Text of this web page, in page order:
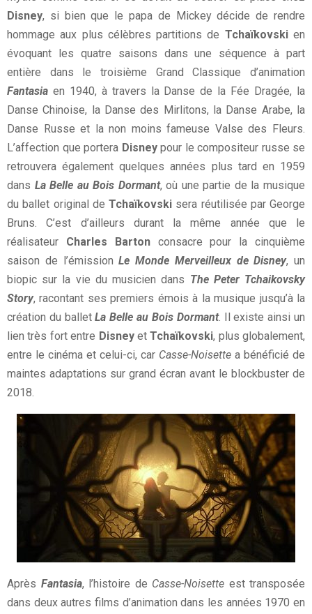
Disney, si bien que le papa de Mickey décide de rendre
hommage aux plus célèbres partitions de Tchaïkovskien
évoquant les quatre saisons dans une séquence à part
entière dans le troisième Grand Classique d’animation
Fantasia en 1940, à travers la Danse de la Fée Dragée, la
Danse Chinoise, la Danse des Mirlitons, la Danse Arabe, la
Danse Russe et la non moins fameuse Valse des Fleurs.
L’affection que portera Disneypour le compositeur russe se
retrouvera également quelques années plus tard en 1959
dans La Belle au Bois Dormant, où une partie de la musique
du ballet original de Tchaïkovski sera réutilisée par George
Bruns. C’est d’ailleurs durant la même année que le
réalisateur Charles Bartonconsacre pour la cinquième
saison de l’émissionLe Monde Merveilleux de Disney, un
biopic sur la vie du musicien dans The Peter Tchaikovsky
Story, racontant ses premiers émois à la musique jusqu’à la
création du balletLa Belle au Bois Dormant. Il existe ainsi un
lien très fort entre DisneyetTchaïkovski, plus globalement,
entre le cinéma et celui-ci, car Casse-Noisette a bénéficié de
maintes adaptations sur grand écran avant le blockbuster de
2018.
Après Fantasia, l’histoire de Casse-Noisette est transposée
dans deux autres films d’animation dans les années 1970 en